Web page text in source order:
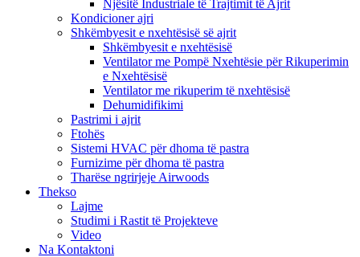
Njësitë Industriale të Trajtimit të Ajrit
Kondicioner ajri
Shkëmbyesit e nxehtësisë së ajrit
Shkëmbyesit e nxehtësisë
Ventilator me Pompë Nxehtësie për Rikuperimin
e Nxehtësisë
Ventilator me rikuperim të nxehtësisë
Dehumidifikimi
Pastrimi i ajrit
Ftohës
Sistemi HVAC për dhoma të pastra
Furnizime për dhoma të pastra
Tharëse ngrirjeje Airwoods
Thekso
Lajme
Studimi i Rastit të Projekteve
Video
Na Kontaktoni